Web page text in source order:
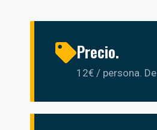
Precio.
12€ / persona.